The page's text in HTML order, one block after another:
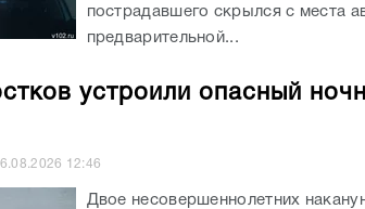
пострадавшего скрылся с места
предварительной...
устроили опасный
12:46
Двое несовершеннолетних